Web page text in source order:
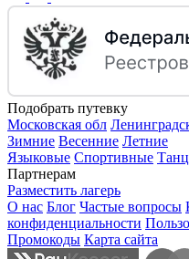
Подобрать путевку
Московская обл
Зимние Весенние Летние
Языковые Спортивные
Партнерам
Разместить лагерь
О нас Блог Частые вопросы
конфиденциальности
Промокоды Карта сайта